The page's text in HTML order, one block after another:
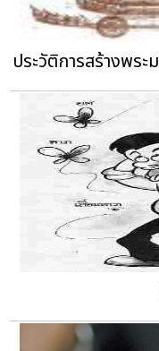
ประวัติการสร้างพร